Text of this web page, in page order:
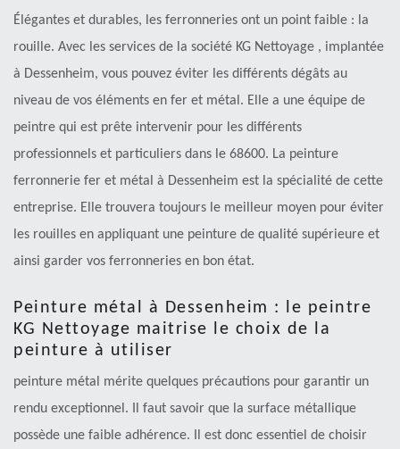
Élégantes et durables, les ferronneries ont un point faible : la
rouille. Avec les services de la société KG Nettoyage , implantée
à Dessenheim, vous pouvez éviter les différents dégâts au
niveau de vos éléments en fer et métal. Elle a une équipe de
peintre qui est prête intervenir pour les différents
professionnels et particuliers dans le 68600. La peinture
ferronnerie fer et métal à Dessenheim est la spécialité de cette
entreprise. Elle trouvera toujours le meilleur moyen pour éviter
les rouilles en appliquant une peinture de qualité supérieure et
ainsi garder vos ferronneries en bon état.
Peinture métal à Dessenheim : le peintre
KG Nettoyage maitrise le choix de la
peinture à utiliser
peinture métal mérite quelques précautions pour garantir un
rendu exceptionnel. Il faut savoir que la surface métallique
possède une faible adhérence. Il est donc essentiel de choisir